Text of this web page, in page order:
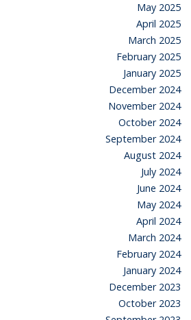
May 2025
April 2025
March 2025
February 2025
January 2025
December 2024
November 2024
October 2024
September 2024
August 2024
July 2024
June 2024
May 2024
April 2024
March 2024
February 2024
January 2024
December 2023
October 2023